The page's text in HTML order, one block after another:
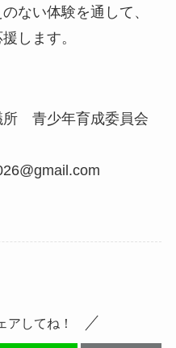
ない体験を通して、
します。
所 青少年育成委員会
アしてね！